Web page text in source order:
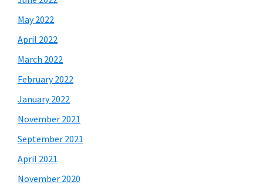
May 2022
April 2022
March 2022
February 2022
January 2022
November 2021
September 2021
April 2021
November 2020